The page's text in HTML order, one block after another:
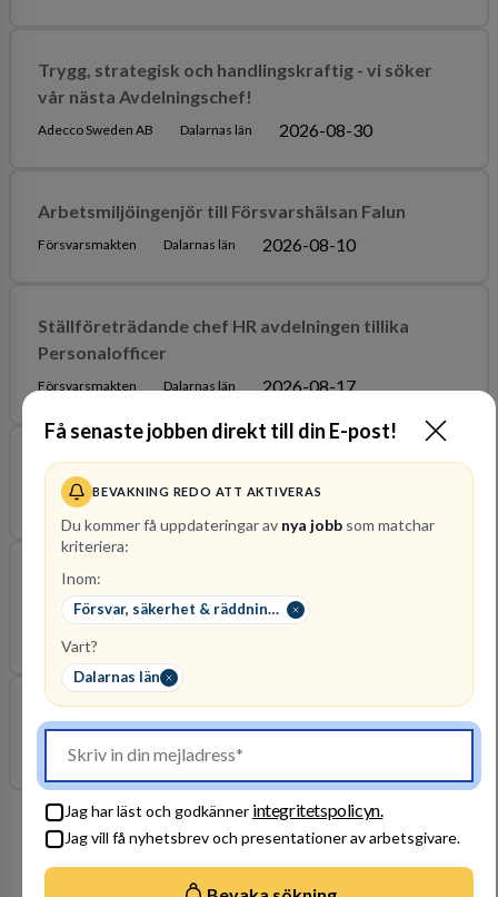
Få senaste jobben direkt till din E-post!
BEVAKNING REDO ATT AKTIVERAS
Du kommer få uppdateringar av nya jobb som matchar
kriteriera:
Inom:
Försvar, säkerhet & räddningstjänst
Vart?
Dalarnas län
Jag har läst och godkänner integritetspolicyn.
Jag vill få nyhetsbrev och presentationer av arbetsgivare.
Trygg, strategisk och handlingskraftig - vi söker
vår nästa Avdelningschef!
Adecco Sweden AB Dalarnas län 2026-08-30
Arbetsmiljöingenjör till Försvarshälsan Falun
Försvarsmakten Dalarnas län 2026-08-10
Ställföreträdande chef HR avdelningen tillika
Personalofficer
Försvarsmakten Dalarnas län 2026-08-17
Brandman RIB (deltidsbrandman)
Brandkåren Norra Dalarna Dalarnas län 2026-08-31
Instruktör
Södra Dalarnas Räddningstjänstförbund Dalarnas län
HSE Manager Service Unit
Hitachi Energy Sweden AB Dalarnas län
Arbetsgivare i fokus